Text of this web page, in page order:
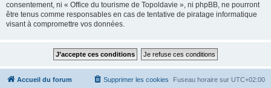
consentement, ni « Office du tourisme de Topoldavie », ni phpBB, ne pourront
être tenus comme responsables en cas de tentative de piratage informatique
visant à compromettre vos données.
Accueil du forum Fuseau horaire sur UTC+02:00
Supprimer les cookies